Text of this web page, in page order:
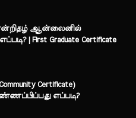
ஆன்லைனில்
| First Graduate Certificate
Certificate)
எப்படி?